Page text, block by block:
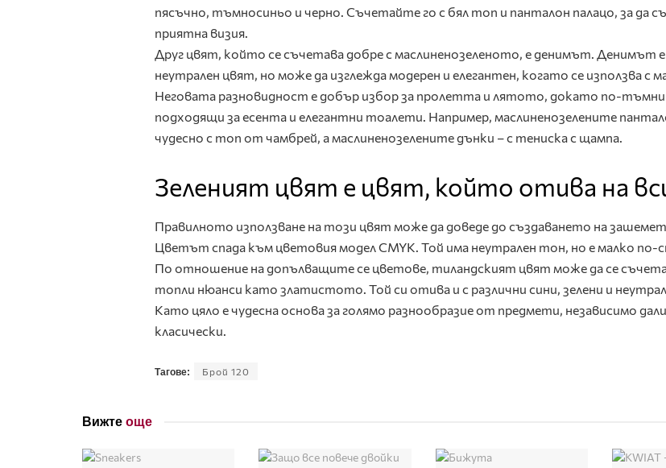
пясъчно, тъмносиньо и черно. Съчетайте го с бял топ и панталон палацо, за да
приятна визия.
Друг цвят, който се съчетава добре с маслиненозеленото, е денимът. Денимът е
неутрален цвят, но може да изглежда модерен и елегантен, когато се използва с
Неговата разновидност е добър избор за пролетта и лятото, докато по-
подходящи за есента и елегантни тоалети. Например, маслиненозелените
чудесно с топ от чамбрей, а маслиненозелените дънки – с тениска с щампа.
Зеленият цвят е цвят, който отива на
Правилното използване на този цвят може да доведе до създаването на
Цветът спада към цветовия модел CMYK. Той има неутрален тон, но е малко по-
По отношение на допълващите се цветове, тиландският цвят може да се
топли нюанси като златистото. Той си отива и с различни сини, зелени и
Като цяло е чудесна основа за голямо разнообразие от предмети, независимо
класически.
Тагове: Брой 120
Вижте още